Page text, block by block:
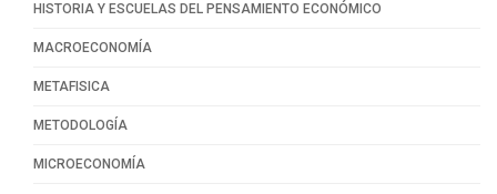
HISTORIA Y ESCUELAS DEL PENSAMIENTO ECONÓMICO
MACROECONOMÍA
METAFISICA
METODOLOGÍA
MICROECONOMÍA